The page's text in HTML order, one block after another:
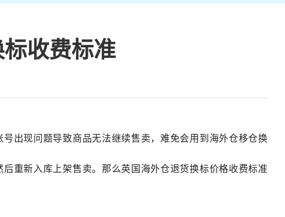
收费标准
出现问题导致商品无法继续售卖，难免会用到海外仓移仓换
重新入库上架售卖。那么英国海外仓退货换标价格收费标准